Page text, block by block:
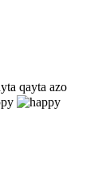
qayta azo